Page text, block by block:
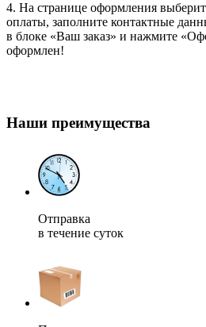
4. На странице оформления
оплаты, заполните контактные
в блоке «Ваш заказ» и нажмите
оформлен!
Наши преимущества
Отправка
в течение суток